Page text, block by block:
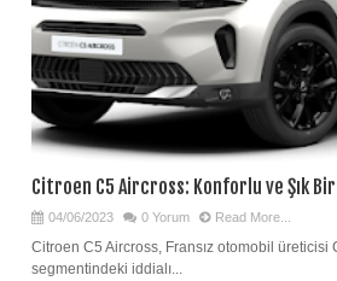
Citroen C5 Aircross: Konforlu ve Şık Bir
04/06/2023 0 Yorum Read More...
Citroen C5 Aircross, Fransız otomobil üreticisi
segmentindeki iddialı...